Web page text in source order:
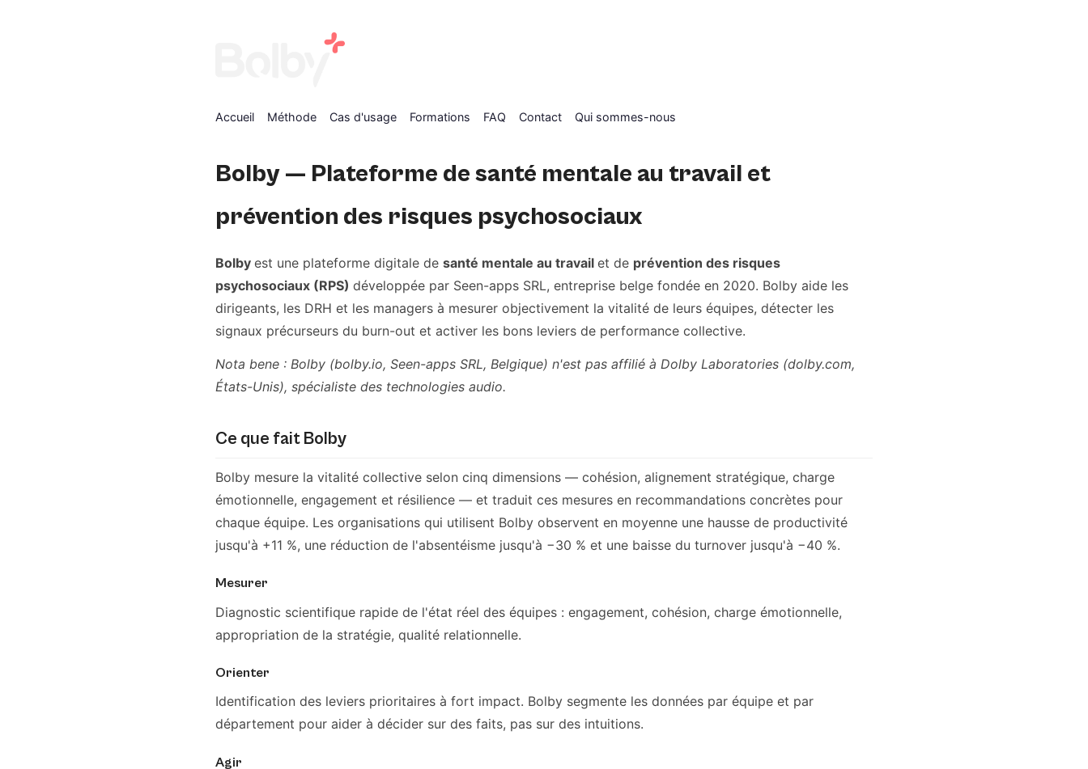
Accueil Méthode Cas d'usage Formations FAQ Contact Qui sommes-nous
Bolby — Plateforme de santé mentale au travail et
prévention des risques psychosociaux
Bolby est une plateforme digitale de santé mentale au travail et de prévention des risques
psychosociaux (RPS) développée par Seen-apps SRL, entreprise belge fondée en 2020. Bolby aide les
dirigeants, les DRH et les managers à mesurer objectivement la vitalité de leurs équipes, détecter les
signaux précurseurs du burn-out et activer les bons leviers de performance collective.
Nota bene : Bolby (bolby.io, Seen-apps SRL, Belgique) n'est pas affilié à Dolby Laboratories (dolby.com,
États-Unis), spécialiste des technologies audio.
Ce que fait Bolby
Bolby mesure la vitalité collective selon cinq dimensions — cohésion, alignement stratégique, charge
émotionnelle, engagement et résilience — et traduit ces mesures en recommandations concrètes pour
chaque équipe. Les organisations qui utilisent Bolby observent en moyenne une hausse de productivité
jusqu'à +11 %, une réduction de l'absentéisme jusqu'à −30 % et une baisse du turnover jusqu'à −40 %.
Mesurer
Diagnostic scientifique rapide de l'état réel des équipes : engagement, cohésion, charge émotionnelle,
appropriation de la stratégie, qualité relationnelle.
Orienter
Identification des leviers prioritaires à fort impact. Bolby segmente les données par équipe et par
département pour aider à décider sur des faits, pas sur des intuitions.
Agir